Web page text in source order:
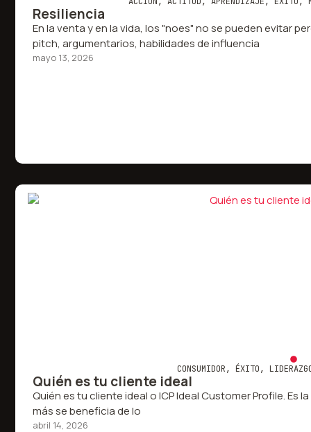
Resiliencia
En la venta y en la vida, los "noes" no se pueden evitar
pitch, argumentarios, habilidades de influencia
mayo 13, 2026
CONSUMIDOR,ÉXITO,
Quién es tu cliente ideal
Quién es tu cliente ideal o ICP Ideal Customer Profile.
más se beneficia de lo
abril 14, 2026